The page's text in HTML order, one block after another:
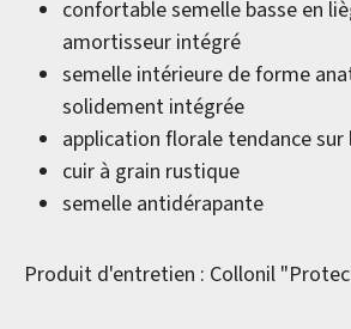
confortable semelle basse en
amortisseur intégré
semelle intérieure de forme
solidement intégrée
application florale tendance
cuir à grain rustique
semelle antidérapante
Produit d'entretien : Collonil